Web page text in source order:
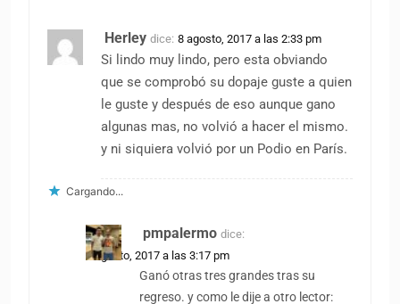
Herley dice: 8 agosto, 2017 a las 2:33 pm
Si lindo muy lindo, pero esta obviando
que se comprobó su dopaje guste a quien
le guste y después de eso aunque gano
algunas mas, no volvió a hacer el mismo.
y ni siquiera volvió por un Podio en París.
Cargando...
pmpalermo dice:
8 agosto, 2017 a las 3:17 pm
Ganó otras tres grandes tras su
regreso. y como le dije a otro lector: